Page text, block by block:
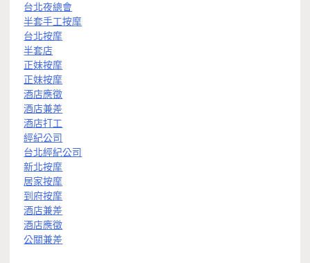
台北夜總會
半套手工按摩
台北按摩
半套店
正妹按摩
正妹按摩
酒店應徵
酒店兼差
酒店打工
經紀公司
台北經紀公司
新北按摩
居家按摩
到府按摩
酒店兼差
酒店應徵
公關兼差